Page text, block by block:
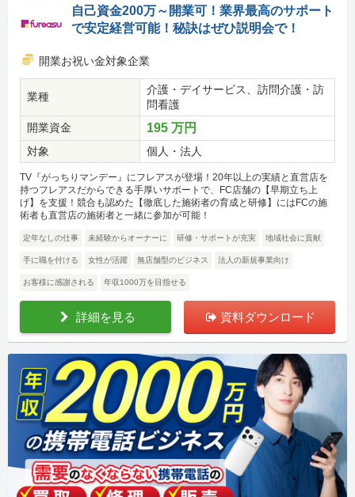
自己資金200万～開業可！業界最高のサポート
で安定経営可能！秘訣はぜひ説明会で！
開業お祝い金対象企業
業種
介護・デイサービス、訪問介護・訪
問看護
開業資金
195 万円
対象 個人・法人
TV『がっちりマンデー』にフレアスが登場！20年以上の実績と直営店を
持つフレアスだからできる手厚いサポートで、FC店舗の【早期立ち上
げ】を支援！競合も認めた【徹底した施術者の育成と研修】にはFCの施
術者も直営店の施術者と一緒に参加が可能！
定年なしの仕事 未経験からオーナーに 研修・サポートが充実 地域社会に貢献
手に職を付ける 女性が活躍 無店舗型のビジネス 法人の新規事業向け
お客様に感謝される 年収1000万を目指せる
詳細を見る 資料ダウンロード